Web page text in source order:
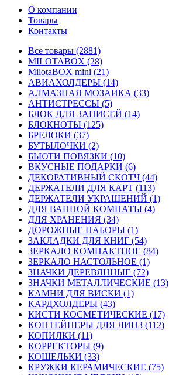
О компании
Товары
Контакты
Все товары (2881)
MILOTABOX (28)
MilotaBOX mini (21)
АВИАХОЛДЕРЫ (14)
АЛМАЗНАЯ МОЗАИКА (33)
АНТИСТРЕССЫ (5)
БЛОК ДЛЯ ЗАПИСЕЙ (14)
БЛОКНОТЫ (125)
БРЕЛОКИ (37)
БУТЫЛОЧКИ (2)
БЬЮТИ ПОВЯЗКИ (10)
ВКУСНЫЕ ПОДАРКИ (6)
ДЕКОРАТИВНЫЙ СКОТЧ (44)
ДЕРЖАТЕЛИ ДЛЯ КАРТ (113)
ДЕРЖАТЕЛИ УКРАШЕНИЙ (1)
ДЛЯ ВАННОЙ КОМНАТЫ (4)
ДЛЯ ХРАНЕНИЯ (34)
ДОРОЖНЫЕ НАБОРЫ (1)
ЗАКЛАДКИ ДЛЯ КНИГ (54)
ЗЕРКАЛО КОМПАКТНОЕ (84)
ЗЕРКАЛО НАСТОЛЬНОЕ (1)
ЗНАЧКИ ДЕРЕВЯННЫЕ (72)
ЗНАЧКИ МЕТАЛЛИЧЕСКИЕ (13)
КАМНИ ДЛЯ ВИСКИ (1)
КАРДХОЛДЕРЫ (43)
КИСТИ КОСМЕТИЧЕСКИЕ (17)
КОНТЕЙНЕРЫ ДЛЯ ЛИНЗ (112)
КОПИЛКИ (11)
КОРРЕКТОРЫ (9)
КОШЕЛЬКИ (33)
КРУЖКИ КЕРАМИЧЕСКИЕ (75)